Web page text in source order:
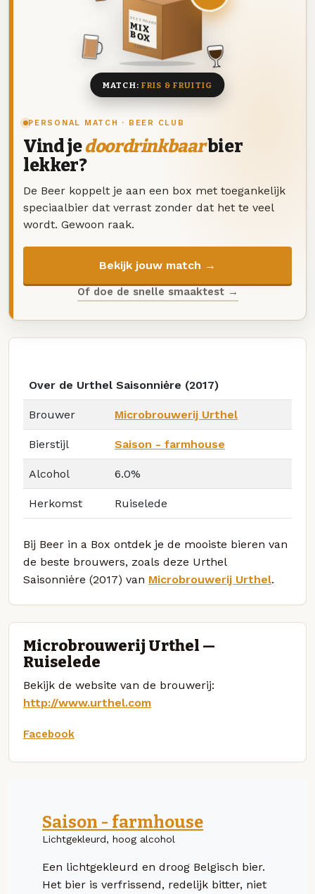
PERSONAL MATCH · BEER CLUB
Vind jedoordrinkbaarbier
lekker?
De Beer koppelt je aan een box met toegankelijk
speciaalbier dat verrast zonder dat het te veel
wordt. Gewoon raak.
Bekijk jouw match →
Of doe de snelle smaaktest →
DEZE MAAND
MIX
BOX
8 BIEREN
MATCH: FRIS & FRUITIG
Over de Urthel Saisonniėre (2017)
Brouwer Microbrouwerij Urthel
Bierstijl Saison - farmhouse
Alcohol 6.0%
Herkomst Ruiselede
Bij Beer in a Box ontdek je de mooiste bieren van
de beste brouwers, zoals deze Urthel
Saisonniėre (2017) van Microbrouwerij Urthel.
Microbrouwerij Urthel —
Ruiselede
Bekijk de website van de brouwerij:
http://www.urthel.com
Facebook
Saison - farmhouse
Lichtgekleurd, hoog alcohol
Een lichtgekleurd en droog Belgisch bier.
Het bier is verfrissend, redelijk bitter, niet